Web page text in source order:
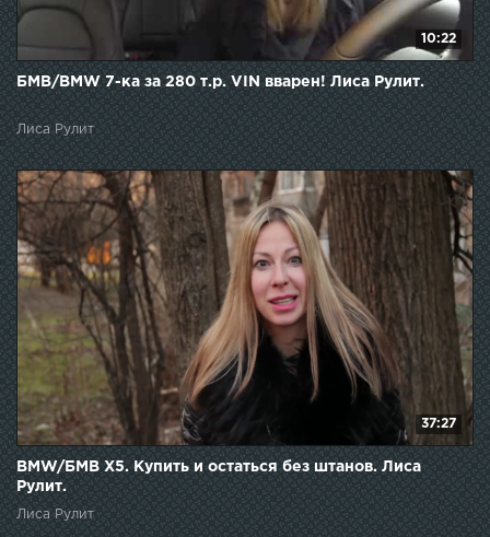
10:22
БМВ/BMW 7-ка за 280 т.р. VIN вварен! Лиса Рулит.
Лиса Рулит
37:27
BMW/БМВ X5. Купить и остаться без штанов. Лиса
Рулит.
Лиса Рулит